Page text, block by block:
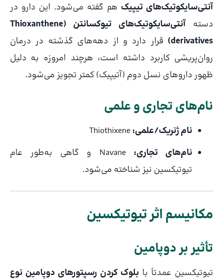
آنتی‌سایکوتیک‌های تیپیک هم گفته می‌شود. این دارو در
دسته
آنتی‌سایکوتیک‌های تیوکسانتن (Thioxanthene
derivatives) قرار دارد و از دهه‌های گذشته در درمان
روان‌پریشی کاربرد داشته است، هرچند امروزه به دلیل
ظهور داروهای نسل دوم (آتیپیک) کمتر تجویز می‌شود.
نام‌های تجاری و علمی
نام ژنریک/علمی:
نام‌های تجاری:
Navane و گاهی به‌طور عام
تیوتیکسین نیز شناخته می‌شود.
مکانیسم اثر تیوتیکسین
تأثیر بر دوپامین
تیوتیکسین عمدتاً با بلوک کردن رسپتورهای دوپامین نوع